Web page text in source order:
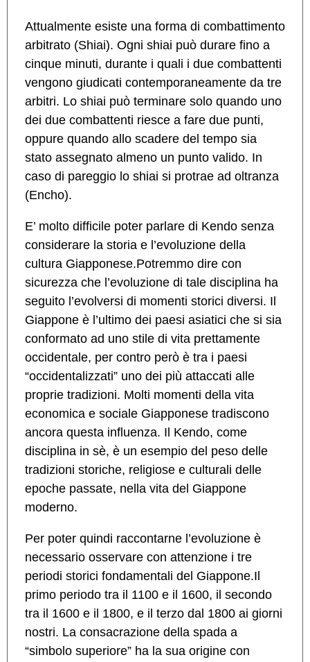
Attualmente esiste una forma di combattimento
arbitrato (Shiai). Ogni shiai può durare fino a
cinque minuti, durante i quali i due combattenti
vengono giudicati contemporaneamente da tre
arbitri. Lo shiai può terminare solo quando uno
dei due combattenti riesce a fare due punti,
oppure quando allo scadere del tempo sia
stato assegnato almeno un punto valido. In
caso di pareggio lo shiai si protrae ad oltranza
(Encho).
E’ molto difficile poter parlare di Kendo senza
considerare la storia e l’evoluzione della
cultura Giapponese.Potremmo dire con
sicurezza che l’evoluzione di tale disciplina ha
seguito l’evolversi di momenti storici diversi. Il
Giappone è l’ultimo dei paesi asiatici che si sia
conformato ad uno stile di vita prettamente
occidentale, per contro però è tra i paesi
“occidentalizzati” uno dei più attaccati alle
proprie tradizioni. Molti momenti della vita
economica e sociale Giapponese tradiscono
ancora questa influenza. Il Kendo, come
disciplina in sè, è un esempio del peso delle
tradizioni storiche, religiose e culturali delle
epoche passate, nella vita del Giappone
moderno.
Per poter quindi raccontarne l’evoluzione è
necessario osservare con attenzione i tre
periodi storici fondamentali del Giappone.Il
primo periodo tra il 1100 e il 1600, il secondo
tra il 1600 e il 1800, e il terzo dal 1800 ai giorni
nostri. La consacrazione della spada a
“simbolo superiore” ha la sua origine con